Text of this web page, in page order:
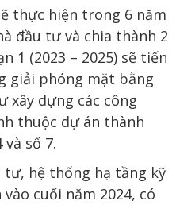
thực hiện trong 6 năm
đầu tư và chia thành 2
1 (2023 – 2025) sẽ tiến
giải phóng mặt bằng
xây dựng các công
thuộc dự án thành
và số 7.
tư, hệ thống hạ tầng kỹ
cuối năm 2024, có